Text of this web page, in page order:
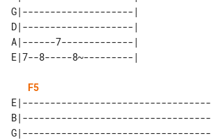
G|--------------------|
D|--------------------|
A|------7-------------|
F5
E|----------------------------------
B|----------------------------------
G|----------------------------------